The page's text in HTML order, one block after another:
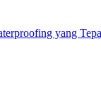
yang